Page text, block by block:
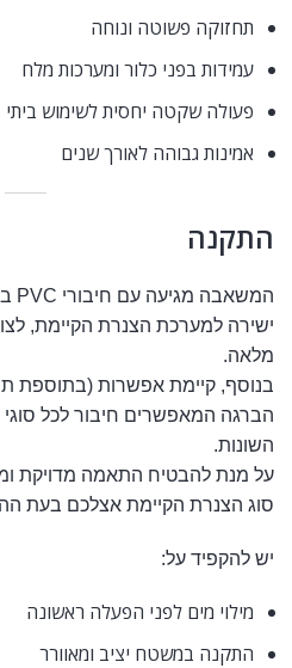
תחזוקה פשוטה ונוחה
עמידות בפני כלור ומערכות מלח
פעולה שקטה יחסית לשימוש ביתי
אמינות גבוהה לאורך שנים
התקנה
ישירה למערכת הצנרת הקיימת,
מלאה.
בנוסף, קיימת אפשרות (בתוספת
הברגה המאפשרים חיבור לכל
השונות.
על מנת להבטיח התאמה מדויקת
סוג הצנרת הקיימת אצלכם בעת
יש להקפיד על:
מילוי מים לפני הפעלה ראשונה
התקנה במשטח יציב ומאוורר